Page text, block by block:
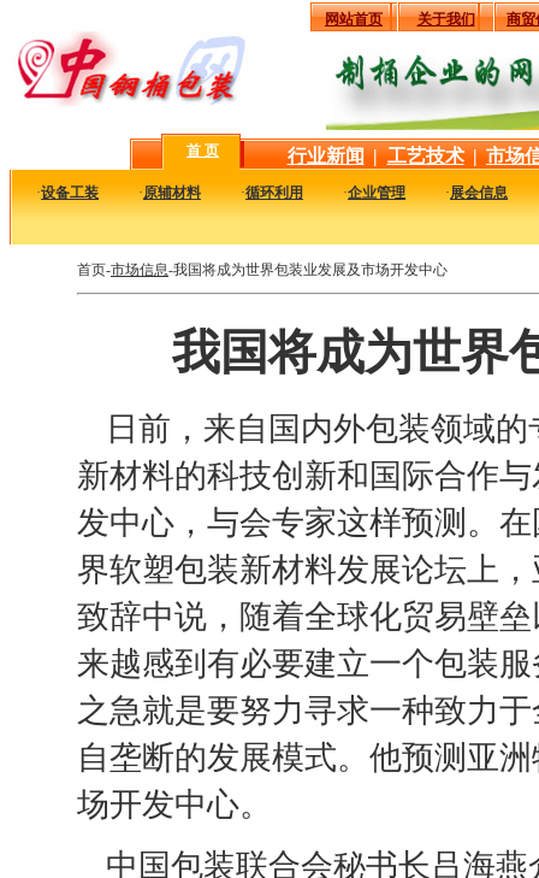
网站首页 关于我们 商贸
首 页 行业新闻 | 工艺技术 | 市场
·设备工装 ·原辅材料 ·循环利用 ·企业管理 ·展会信息
首页-市场信息-我国将成为世界包装业发展及市场开发中心
我国将成为世界
日前，来自国内外包装领域
新材料的科技创新和国际合作
发中心，与会专家这样预测。
界软塑包装新材料发展论坛上
致辞中说，随着全球化贸易壁
来越感到有必要建立一个包装
之急就是要努力寻求一种致力
自垄断的发展模式。他预测亚
场开发中心。
中国包装联合会秘书长吕海